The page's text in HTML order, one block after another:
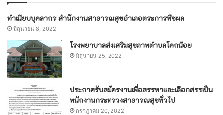
ทำเนียบบุคลากร สำนักงานสาธารณสุขอำเภอตระการพืชผล
มิถุนายน 8, 2022
โรงพยาบาลส่งเสริมสุขภาพตำบลโคกน้อย
มิถุนายน 25, 2022
ประกาศรับสมัครงานเพื่อสรรหาและเลือกสรรเป็น
พนักงานกระทรวงสาธารณสุขทั่วไป
กรกฎาคม 20, 2022